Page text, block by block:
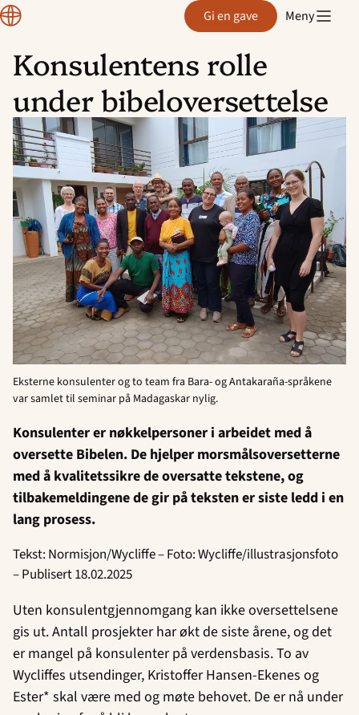
Hopp
innhold
Normisjon Gi en gave Meny
Konsulentens rolle
under bibeloversettelse
Eksterne konsulenter og to team fra Bara- og Antakaraña-språkene
var samlet til seminar på Madagaskar nylig.
Konsulenter er nøkkelpersoner i arbeidet med å
oversette Bibelen. De hjelper morsmålsoversetterne
med å kvalitetssikre de oversatte tekstene, og
tilbakemeldingene de gir på teksten er siste ledd i en
lang prosess.
Tekst: Normisjon/Wycliffe – Foto: Wycliffe/illustrasjonsfoto
– Publisert 18.02.2025
Uten konsulentgjennomgang kan ikke oversettelsene
gis ut. Antall prosjekter har økt de siste årene, og det
er mangel på konsulenter på verdensbasis. To av
Wycliffes utsendinger, Kristoffer Hansen-Ekenes og
Ester* skal være med og møte behovet. De er nå under